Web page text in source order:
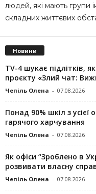
людей, які мають групи
складних життєвих
Новини
TV-4 шукає підлітків,
проєкту «Злий чат:
Чепіль Олена - 07.08.2026
Понад 90% шкіл з усієї
гарячого харчування
Чепіль Олена - 07.08.2026
Як офіси “Зроблено в
розвивати власну
Чепіль Олена - 07.08.2026